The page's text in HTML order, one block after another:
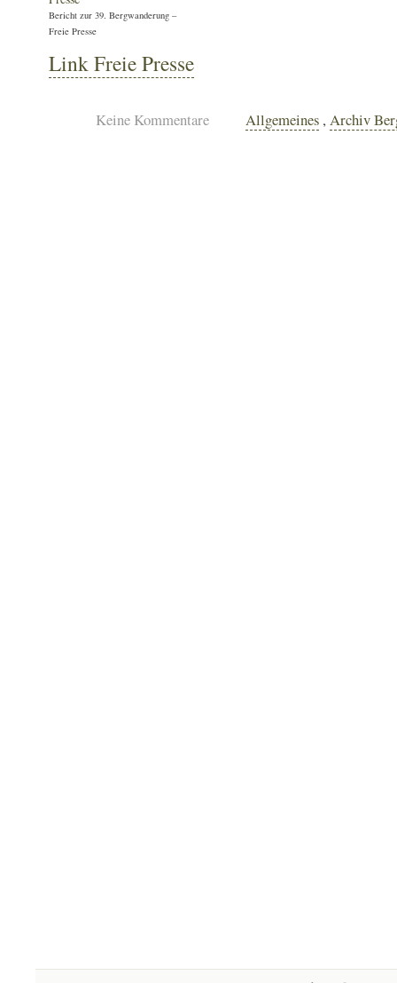
Bericht zur 39. Bergwanderung –
Freie Presse
Link Freie Presse
Keine Kommentare Allgemeines ,Archiv